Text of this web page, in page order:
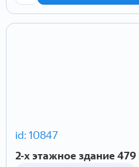
id: 10847
2-х этажное здание 479